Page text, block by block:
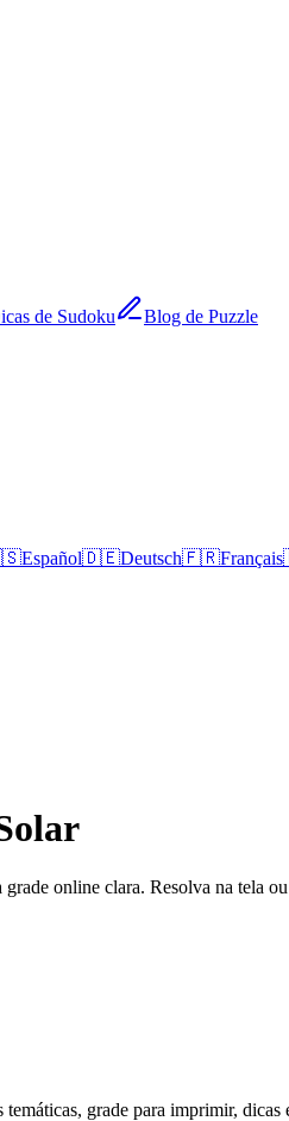
de Sudoku
Blog de Puzzle
Español🇩🇪Deutsch🇫🇷Français
online clara. Resolva na tela
grade para imprimir,